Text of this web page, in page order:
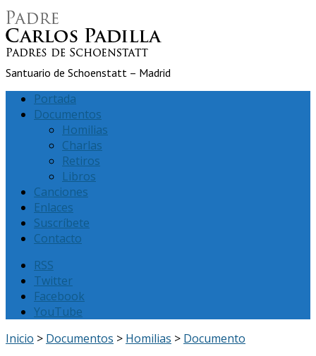
Santuario de Schoenstatt – Madrid
Portada
Documentos
Homilias
Charlas
Retiros
Libros
Canciones
Enlaces
Suscríbete
Contacto
RSS
Twitter
Facebook
YouTube
Inicio > Documentos > Homilias > Documento